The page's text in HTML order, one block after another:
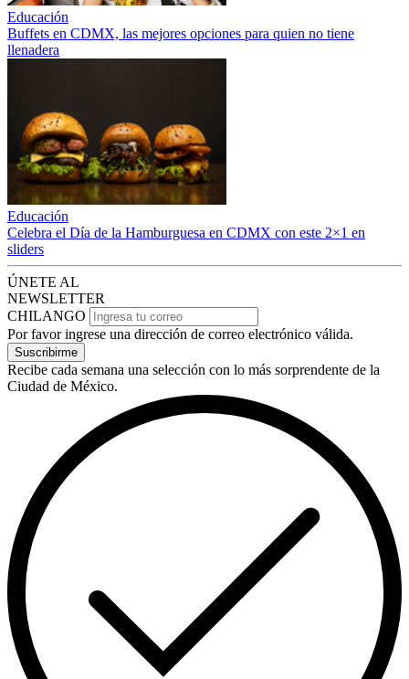
Educación
Buffets en CDMX, las mejores opciones para quien no tiene
llenadera
Educación
Celebra el Día de la Hamburguesa en CDMX con este 2×1 en
sliders
ÚNETE AL
NEWSLETTER
CHILANGO
Por favor ingrese una dirección de correo electrónico válida.
Suscribirme
Recibe cada semana una selección con lo más sorprendente de la
Ciudad de México.